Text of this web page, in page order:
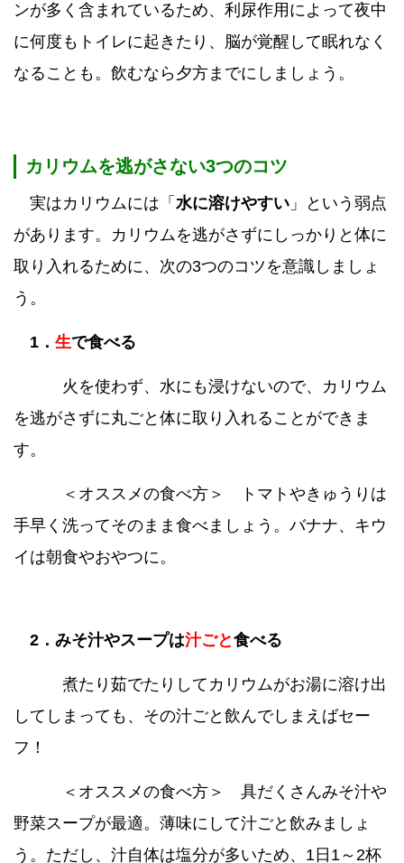
ンが多く含まれているため、利尿作用によって夜中
に何度もトイレに起きたり、脳が覚醒して眠れなく
なることも。飲むなら夕方までにしましょう。
カリウムを逃がさない3つのコツ
実はカリウムには「 水に溶けやすい 」という弱点
があります。カリウムを逃がさずにしっかりと体に
取り入れるために、次の3つのコツを意識しましょ
う。
1． 生で食べる
火を使わず、水にも浸けないので、カリウム
を逃がさずに丸ごと体に取り入れることができま
す。
＜オススメの食べ方＞ トマトやきゅうりは
手早く洗ってそのまま食べましょう。バナナ、キウ
イは朝食やおやつに。
2．みそ汁やスープは汁ごと食べる
煮たり茹でたりしてカリウムがお湯に溶け出
してしまっても、その汁ごと飲んでしまえばセー
フ！
＜オススメの食べ方＞ 具だくさんみそ汁や
野菜スープが最適。薄味にして汁ごと飲みましょ
う。ただし、汁自体は塩分が多いため、1日1～2杯